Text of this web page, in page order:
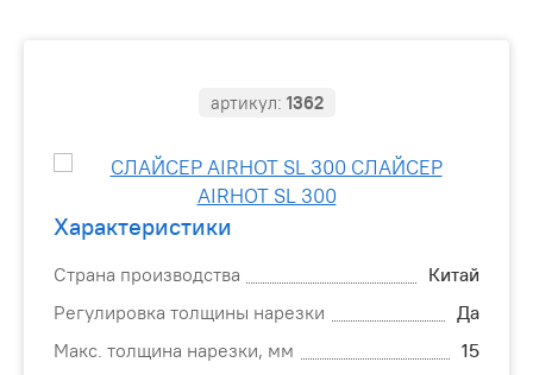
артикул: 1362
Характеристики
Страна производства
Китай
Регулировка толщины нарезки
Да
Макс. толщина нарезки, мм
15